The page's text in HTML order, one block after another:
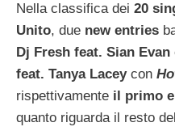
Nella classifica dei 20
Unito, due new entries
Dj Fresh feat. Sian Evan
feat. Tanya Laceycon
rispettivamente il primo
quanto riguarda il resto